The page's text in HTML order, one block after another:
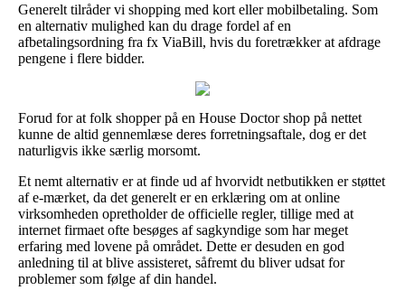
Generelt tilråder vi shopping med kort eller mobilbetaling. Som
en alternativ mulighed kan du drage fordel af en
afbetalingsordning fra fx ViaBill, hvis du foretrækker at afdrage
pengene i flere bidder.
Forud for at folk shopper på en House Doctor shop på nettet
kunne de altid gennemlæse deres forretningsaftale, dog er det
naturligvis ikke særlig morsomt.
Et nemt alternativ er at finde ud af hvorvidt netbutikken er støttet
af e-mærket, da det generelt er en erklæring om at online
virksomheden opretholder de officielle regler, tillige med at
internet firmaet ofte besøges af sagkyndige som har meget
erfaring med lovene på området. Dette er desuden en god
anledning til at blive assisteret, såfremt du bliver udsat for
problemer som følge af din handel.